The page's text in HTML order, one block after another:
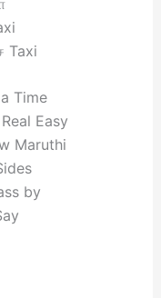
Taxi
Time
Easy
Maruthi
by